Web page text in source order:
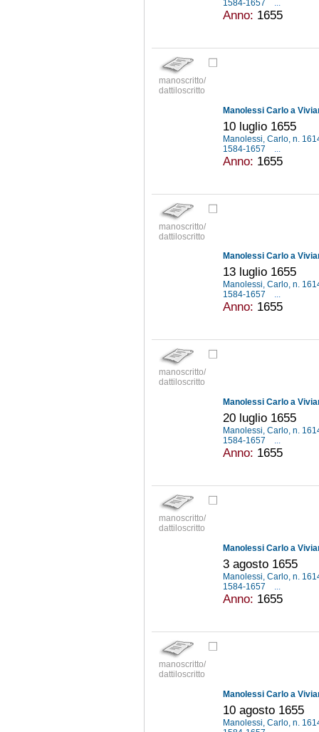
1584-1657
Anno: 1655
manoscritto/
dattiloscritto
Manolessi Carlo a
10 luglio 1655
Manolessi, Carlo, n.
1584-1657
Anno: 1655
manoscritto/
dattiloscritto
Manolessi Carlo a
13 luglio 1655
Manolessi, Carlo, n.
1584-1657
...
Anno: 1655
manoscritto/
dattiloscritto
Manolessi Carlo a
20 luglio 1655
Manolessi, Carlo, n.
1584-1657
...
Anno: 1655
manoscritto/
dattiloscritto
Manolessi Carlo a
3 agosto 1655
Manolessi, Carlo, n.
1584-1657
...
Anno: 1655
manoscritto/
dattiloscritto
Manolessi Carlo a
10 agosto 1655
Manolessi, Carlo, n.